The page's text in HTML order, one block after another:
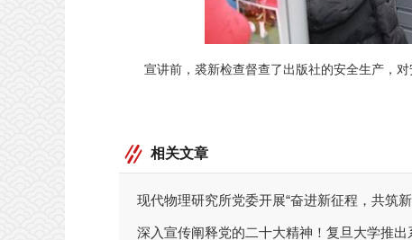
宣讲前，裘新检查督查了出版社的安全生产，
相关文章